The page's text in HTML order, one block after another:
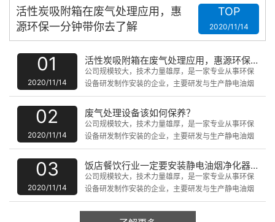
活性炭吸附箱在废气处理应用，惠
源环保一分钟带你去了解
TOP
2020/11/14
01
2020/11/14
活性炭吸附箱在废气处理应用，惠源环保一分钟带你去了解
公司规模较大，技术力量雄厚，是一家专业从事环保
设备研发制作安装的企业，主要研发与生产静电油烟
净化设备、uv光解静化设备、脉冲式除尘器、废气催
化燃烧处理设备、水洗噴淋塔、微波无级催化器、PP
板防腐设备、喷油房、无尘净化设备等产品。
02
2020/11/14
废气处理设备该如何保养？
公司规模较大，技术力量雄厚，是一家专业从事环保
设备研发制作安装的企业，主要研发与生产静电油烟
净化设备、uv光解静化设备、脉冲式除尘器、废气催
化燃烧处理设备、水洗噴淋塔、微波无级催化器、PP
板防腐设备、喷油房、无尘净化设备等产品。
03
2020/11/14
饭店餐饮行业一定要安装静电油烟净化器吗?
公司规模较大，技术力量雄厚，是一家专业从事环保
设备研发制作安装的企业，主要研发与生产静电油烟
净化设备、uv光解静化设备、脉冲式除尘器、废气催
化燃烧处理设备、水洗噴淋塔、微波无级催化器、PP